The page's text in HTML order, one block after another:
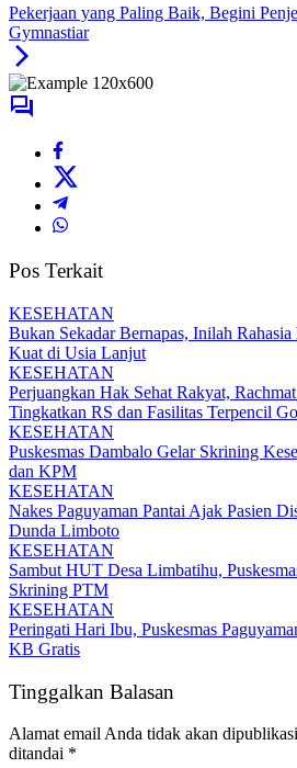
Pekerjaan yang Paling Baik, Begini
Gymnastiar
Pos Terkait
KESEHATAN
Bukan Sekadar Bernapas, Inilah
Kuat di Usia Lanjut
KESEHATAN
Perjuangkan Hak Sehat Rakyat,
Tingkatkan RS dan Fasilitas Terpencil
KESEHATAN
Puskesmas Dambalo Gelar Skrining
dan KPM
KESEHATAN
Nakes Paguyaman Pantai Ajak Pasien
Dunda Limboto
KESEHATAN
Sambut HUT Desa Limbatihu,
Skrining PTM
KESEHATAN
Peringati Hari Ibu, Puskesmas
KB Gratis
Tinggalkan Balasan
Alamat email Anda tidak akan
ditandai *